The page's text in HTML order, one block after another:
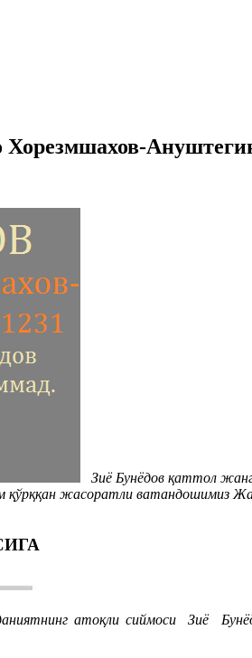
Хорезмшахов-
Зиё Бунёдов қаттол
қўрққан жасоратли ватандошимиз
атоқли сиймоcи Зиё